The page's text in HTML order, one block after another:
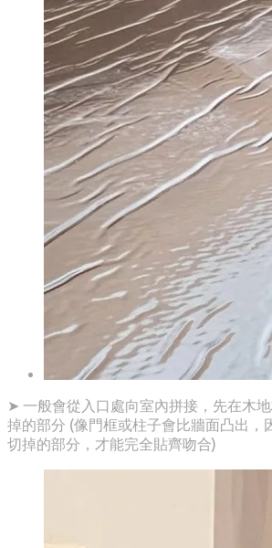
➤ 一般會從入口處向室內拼接，先在木
掉的部分 (像門框或柱子會比牆面凸出，
切掉的部分，才能完全貼齊吻合)